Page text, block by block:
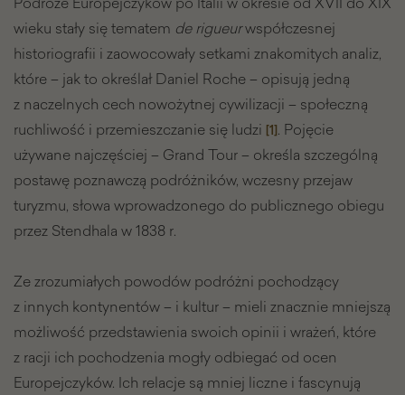
wieku stały się tematem de rigueurwspółczesnej
historiografii i zaowocowały setkami znakomitych analiz,
które – jak to określał Daniel Roche – opisują jedną
z naczelnych cech nowożytnej cywilizacji – społeczną
ruchliwość i przemieszczanie się ludzi [1]. Pojęcie
używane najczęściej – Grand Tour – określa szczególną
postawę poznawczą podróżników, wczesny przejaw
turyzmu, słowa wprowadzonego do publicznego obiegu
przez Stendhala w 1838 r.
Ze zrozumiałych powodów podróżni pochodzący
z innych kontynentów – i kultur – mieli znacznie mniejszą
możliwość przedstawienia swoich opinii i wrażeń, które
z racji ich pochodzenia mogły odbiegać od ocen
Europejczyków. Ich relacje są mniej liczne i fascynują